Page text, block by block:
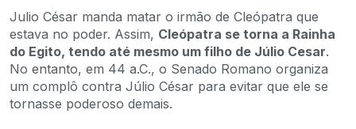
Julio César manda matar o irmão de Cleópatra que
estava no poder. Assim, Cleópatra se torna a Rainha
do Egito, tendo até mesmo um filho de Júlio Cesar.
No entanto, em 44 a.C., o Senado Romano organiza
um complô contra Júlio César para evitar que ele se
tornasse poderoso demais.